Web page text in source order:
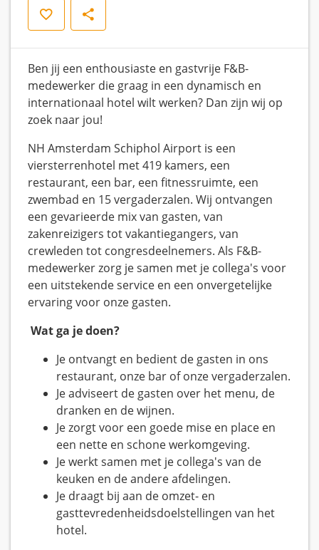
Opslaan Delen
Ben jij een enthousiaste en gastvrije F&B-
medewerker die graag in een dynamisch en
internationaal hotel wilt werken? Dan zijn wij op
zoek naar jou!
NH Amsterdam Schiphol Airport is een
viersterrenhotel met 419 kamers, een
restaurant, een bar, een fitnessruimte, een
zwembad en 15 vergaderzalen. Wij ontvangen
een gevarieerde mix van gasten, van
zakenreizigers tot vakantiegangers, van
crewleden tot congresdeelnemers. Als F&B-
medewerker zorg je samen met je collega's voor
een uitstekende service en een onvergetelijke
ervaring voor onze gasten.
Wat ga je doen?
Je ontvangt en bedient de gasten in ons
restaurant, onze bar of onze vergaderzalen.
Je adviseert de gasten over het menu, de
dranken en de wijnen.
Je zorgt voor een goede mise en place en
een nette en schone werkomgeving.
Je werkt samen met je collega's van de
keuken en de andere afdelingen.
Je draagt bij aan de omzet- en
gasttevredenheidsdoelstellingen van het
hotel.